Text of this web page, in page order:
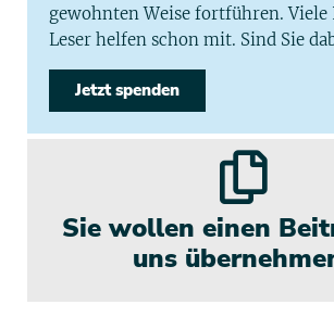
gewohnten Weise fortführen.
Leser helfen schon mit. Sind Sie
Jetzt spenden
Sie wollen einen
uns